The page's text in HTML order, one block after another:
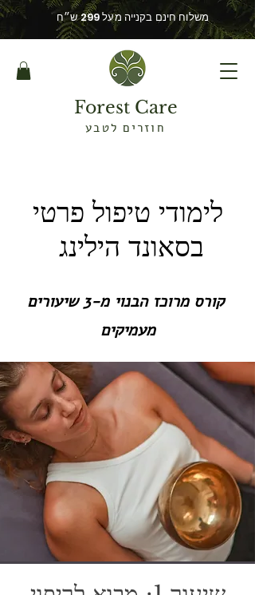
משלוח חינם בקנייה מעל 299 ש״ח
חוזרים לטבע
לימודי טיפול פרטי
בסאונד הילינג
קורס מרוכז הבנוי מ-3 שיעורים
מעמיקים